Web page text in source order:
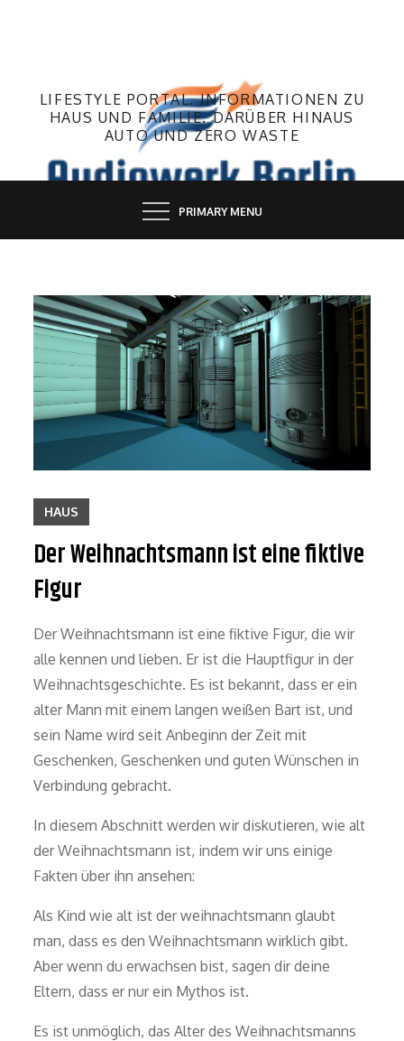
LIFESTYLE PORTAL. INFORMATIONEN ZU
HAUS UND FAMILIE. DARÜBER HINAUS
AUTO UND ZERO WASTE
PRIMARY MENU
HAUS
Der Weihnachtsmann ist eine fiktive
Figur
Der Weihnachtsmann ist eine fiktive Figur, die wir
alle kennen und lieben. Er ist die Hauptfigur in der
Weihnachtsgeschichte. Es ist bekannt, dass er ein
alter Mann mit einem langen weißen Bart ist, und
sein Name wird seit Anbeginn der Zeit mit
Geschenken, Geschenken und guten Wünschen in
Verbindung gebracht.
In diesem Abschnitt werden wir diskutieren, wie alt
der Weihnachtsmann ist, indem wir uns einige
Fakten über ihn ansehen:
Als Kind wie alt ist der weihnachtsmann glaubt
man, dass es den Weihnachtsmann wirklich gibt.
Aber wenn du erwachsen bist, sagen dir deine
Eltern, dass er nur ein Mythos ist.
Es ist unmöglich, das Alter des Weihnachtsmanns